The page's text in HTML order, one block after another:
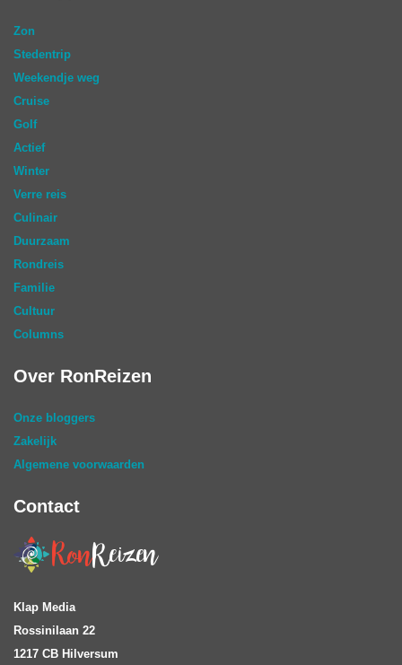
Zon
Stedentrip
Weekendje weg
Cruise
Golf
Actief
Winter
Verre reis
Culinair
Duurzaam
Rondreis
Familie
Cultuur
Columns
Over RonReizen
Onze bloggers
Zakelijk
Algemene voorwaarden
Contact
Klap Media
Rossinilaan 22
1217 CB Hilversum